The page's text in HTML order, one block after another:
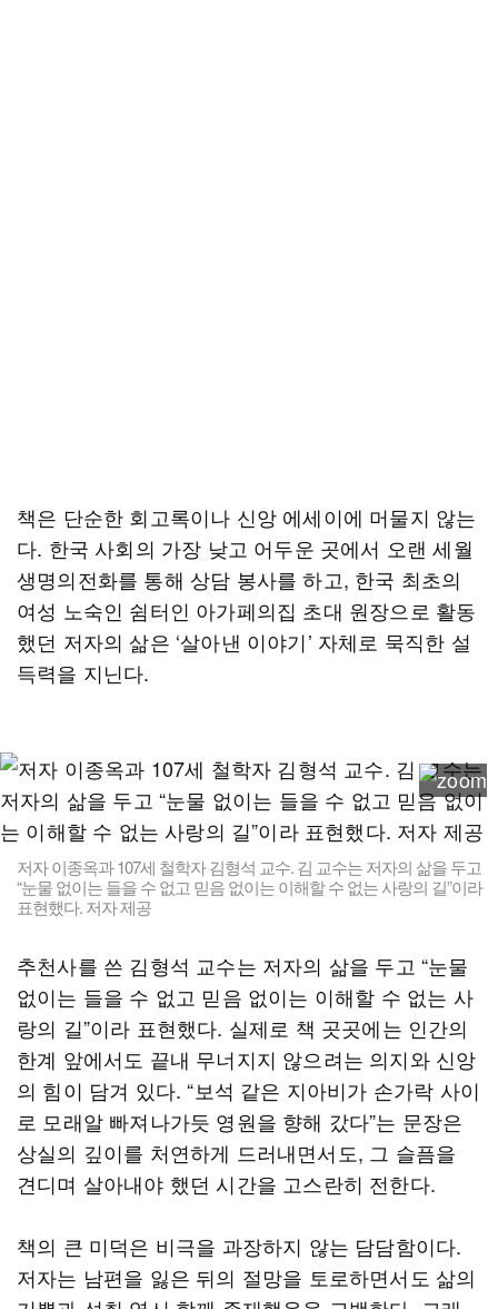
책은 단순한 회고록이나 신앙 에세이에 머물지 않는
다. 한국 사회의 가장 낮고 어두운 곳에서 오랜 세월
생명의전화를 통해 상담 봉사를 하고, 한국 최초의
여성 노숙인 쉼터인 아가페의집 초대 원장으로 활동
했던 저자의 삶은 ‘살아낸 이야기’ 자체로 묵직한 설
득력을 지닌다.
저자 이종옥과 107세 철학자 김형석 교수. 김 교수는 저자의 삶을 두고
“눈물 없이는 들을 수 없고 믿음 없이는 이해할 수 없는 사랑의 길”이라
표현했다. 저자 제공
추천사를 쓴 김형석 교수는 저자의 삶을 두고 “눈물
없이는 들을 수 없고 믿음 없이는 이해할 수 없는 사
랑의 길”이라 표현했다. 실제로 책 곳곳에는 인간의
한계 앞에서도 끝내 무너지지 않으려는 의지와 신앙
의 힘이 담겨 있다. “보석 같은 지아비가 손가락 사이
로 모래알 빠져나가듯 영원을 향해 갔다”는 문장은
상실의 깊이를 처연하게 드러내면서도, 그 슬픔을
견디며 살아내야 했던 시간을 고스란히 전한다.
책의 큰 미덕은 비극을 과장하지 않는 담담함이다.
저자는 남편을 잃은 뒤의 절망을 토로하면서도 삶의